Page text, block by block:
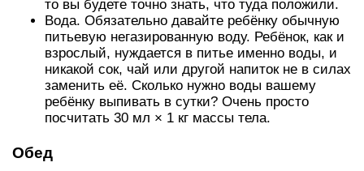
то вы будете точно знать, что туда положили.
Вода. Обязательно давайте ребёнку обычную
питьевую негазированную воду. Ребёнок, как и
взрослый, нуждается в питье именно воды, и
никакой сок, чай или другой напиток не в силах
заменить её. Сколько нужно воды вашему
ребёнку выпивать в сутки? Очень просто
посчитать 30 мл × 1 кг массы тела.
Обед